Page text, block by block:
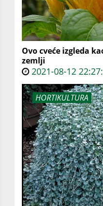
Ovo cveće izgleda
zemlji
2021-08-12
HORTIKULTURA